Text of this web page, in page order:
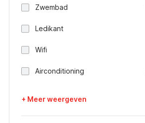
Zwembad
Ledikant
Wifi
Airconditioning
+ Meer weergeven